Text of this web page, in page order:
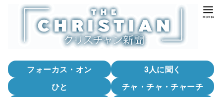
フォーカス・オン
3人に聞く
ひと
チャ・チャ・チャーチ